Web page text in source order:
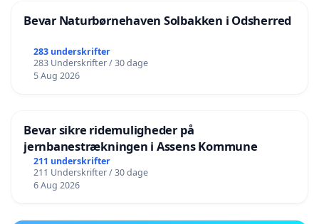
Bevar Naturbørnehaven Solbakken i Odsherred
283 underskrifter
283 Underskrifter / 30 dage
5 Aug 2026
Bevar sikre ridemuligheder på
jernbanestrækningen i Assens Kommune
211 underskrifter
211 Underskrifter / 30 dage
6 Aug 2026